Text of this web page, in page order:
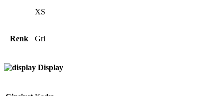
XS
Renk Gri
Display